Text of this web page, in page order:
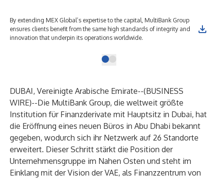
By extending MEX Global’s expertise to the capital, MultiBank Group
ensures clients benefit from the same high standards of integrity and
innovation that underpin its operations worldwide.
DUBAI, Vereinigte Arabische Emirate--(BUSINESS
WIRE)--Die MultiBank Group, die weltweit größte
Institution für Finanzderivate mit Hauptsitz in Dubai, hat
die Eröffnung eines neuen Büros in Abu Dhabi bekannt
gegeben, wodurch sich ihr Netzwerk auf 26 Standorte
erweitert. Dieser Schritt stärkt die Position der
Unternehmensgruppe im Nahen Osten und steht im
Einklang mit der Vision der VAE, als Finanzzentrum von